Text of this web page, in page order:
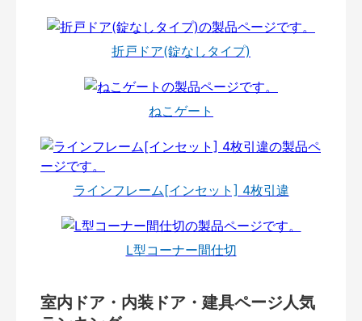
折戸ドア(錠なしタイプ)
ねこゲート
ラインフレーム[インセット] 4枚引違
L型コーナー間仕切
室内ドア・内装ドア・建具ページ人気